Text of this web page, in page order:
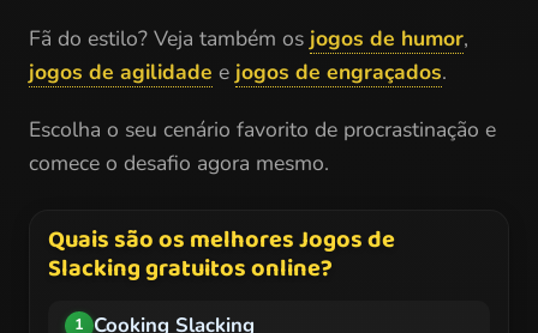
Fã do estilo? Veja também os jogos de humor,
jogos de agilidade e jogos de engraçados.
Escolha o seu cenário favorito de procrastinação e
comece o desafio agora mesmo.
Quais são os melhores Jogos de
Slacking gratuitos online?
1 Cooking Slacking